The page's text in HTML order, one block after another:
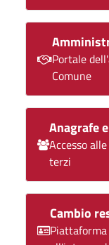
Portale
Comune
Anagrafe
Accesso
terzi
Cambio